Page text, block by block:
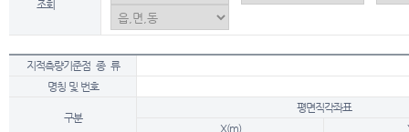
조회
지적측량기준점 종 류
명칭 및 번호
구분
평면직각좌표
X(m)